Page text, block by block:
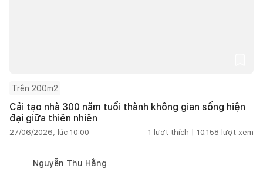
Trên 200m2
Cải tạo nhà 300 năm tuổi thành không gian sống hiện
đại giữa thiên nhiên
27/06/2026, lúc 10:00 1 lượt thích | 10.158 lượt xem
Nguyễn Thu Hằng